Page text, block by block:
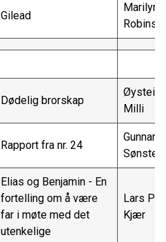
Gilead
Dødelig brorskap
Øystein
Milli
Rapport fra nr. 24
Gunnar
Elias og Benjamin - En
fortelling om å være
far i møte med det
utenkelige
Lars
Kjær